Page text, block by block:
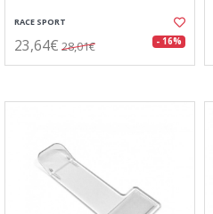
RACE SPORT
23,64€ 28,01€ - 16%